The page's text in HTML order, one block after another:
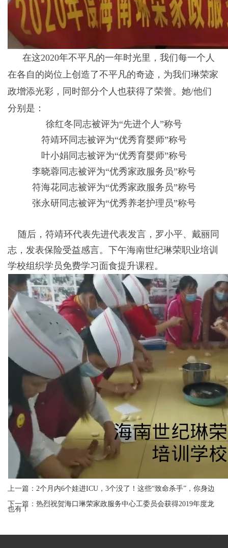
在这2020年不平凡的一年时光里，我们每一个人
在各自的岗位上创造了不平凡的奇迹，为我们琳荣家
政增添光彩，同时部分个人也获得了荣誉。她/他们
分别是：
徐红冬同志被评为“先进个人”称号
符靖环同志被评为“优秀育婴师”称号
叶小娟同志被评为“优秀育婴师”称号
李晓蓉同志被评为“优秀家政服务员”称号
符海花同志被评为“优秀家政服务员”称号
张永研同志被评为“优秀养老护理员”称号
随后， 符靖环代表先进代表发言，罗小平、戴丽同
志，发表保险受益感言。下午海南世纪琳荣职业培训
学校组织学员免费学习面食提升课程。
上一篇： 2个月内6个娃进ICU，3个没了！这些“致命杀手”，你身边
也有！
下一篇： 热烈祝贺海口琳荣家政服务中心工委员会获得2019年度龙